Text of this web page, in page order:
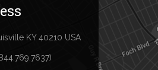
KY 40210 USA